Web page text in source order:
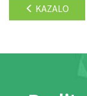
KAZALO